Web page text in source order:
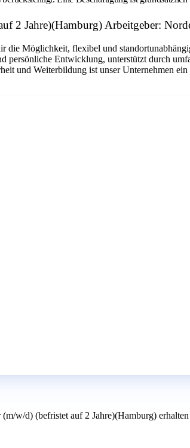
2 Jahre)(Hamburg) Arbeitgeber:
Möglichkeit, flexibel und
Entwicklung, unterstützt durch
und Weiterbildung ist unser Unternehmen
w/d) (befristet auf 2 Jahre)(Hamburg)